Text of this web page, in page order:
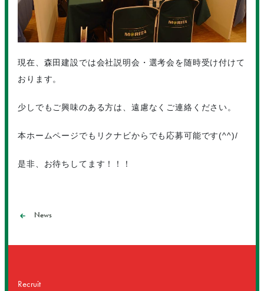
現在、森田建設では会社説明会・選考会を随時受け付けて
おります。
少しでもご興味のある方は、遠慮なくご連絡ください。
本ホームページでもリクナビからでも応募可能です(^^)/
是非、お待ちしてます！！！
News
Recruit